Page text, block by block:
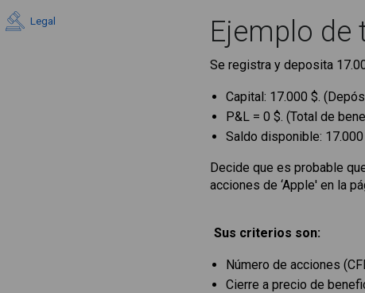
Legal Ejemplo de
Se registra y deposita
Capital: 17.000 $.
P&L = 0 $. (Total de
Saldo disponible:
Decide que es probable
acciones de ‘Apple' en la
Sus criterios son:
Número de acciones
Cierre a precio de